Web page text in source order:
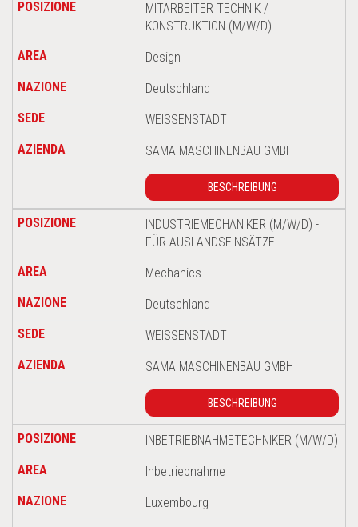
MITARBEITER TECHNIK /
KONSTRUKTION (M/W/D)
Design
Deutschland
WEISSENSTADT
SAMA MASCHINENBAU GMBH
BESCHREIBUNG
INDUSTRIEMECHANIKER (M/W/D) -
FÜR AUSLANDSEINSÄTZE -
Mechanics
Deutschland
WEISSENSTADT
SAMA MASCHINENBAU GMBH
BESCHREIBUNG
INBETRIEBNAHMETECHNIKER (M/W/D)
Inbetriebnahme
Luxembourg